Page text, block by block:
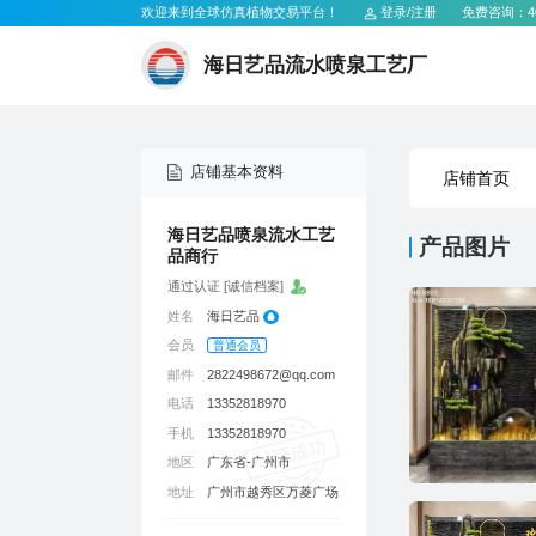
欢迎来到全球仿真植物交易平台！ 登录/注册 免费咨询：
海日艺品流水喷泉工艺厂
店铺基本资料
品商行
通过认证 [诚信档案]
姓名 海日艺品
会员 普通会员
邮件 2822498672@qq.com
电话 13352818970
手机 13352818970
地区 广东省-广州市
地址 广州市越秀区万菱广场
店铺首页
产品图片